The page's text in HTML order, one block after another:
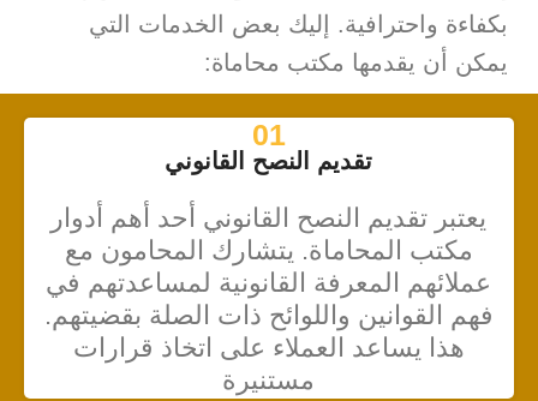
بكفاءة واحترافية. إليك بعض الخدمات التي
يمكن أن يقدمها مكتب محاماة:
01
تقديم النصح القانوني
يعتبر تقديم النصح القانوني أحد أهم أدوار
مكتب المحاماة. يتشارك المحامون مع
عملائهم المعرفة القانونية لمساعدتهم في
فهم القوانين واللوائح ذات الصلة بقضيتهم.
هذا يساعد العملاء على اتخاذ قرارات
مستنيرة